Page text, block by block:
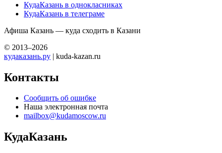
КудаКазань в однокласниках
КудаКазань в телеграме
Афиша Казань — куда сходить в Казани
© 2013–2026
кудаказань.ру | kuda-kazan.ru
Контакты
Сообщить об ошибке
Наша электронная почта
mailbox@kudamoscow.ru
КудаКазань